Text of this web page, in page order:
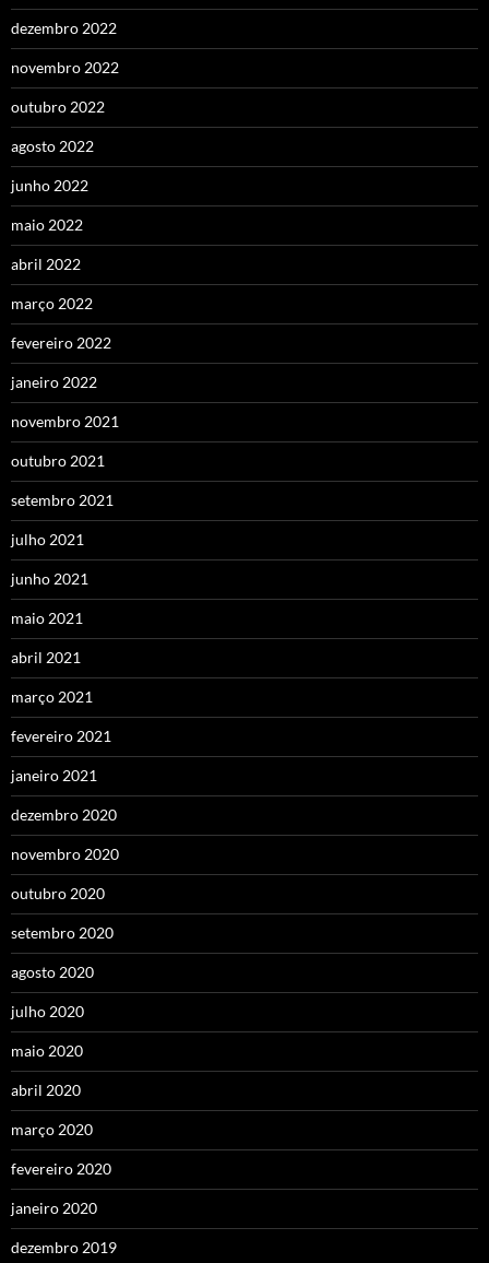
dezembro 2022
novembro 2022
outubro 2022
agosto 2022
junho 2022
maio 2022
abril 2022
março 2022
fevereiro 2022
janeiro 2022
novembro 2021
outubro 2021
setembro 2021
julho 2021
junho 2021
maio 2021
abril 2021
março 2021
fevereiro 2021
janeiro 2021
dezembro 2020
novembro 2020
outubro 2020
setembro 2020
agosto 2020
julho 2020
maio 2020
abril 2020
março 2020
fevereiro 2020
janeiro 2020
dezembro 2019